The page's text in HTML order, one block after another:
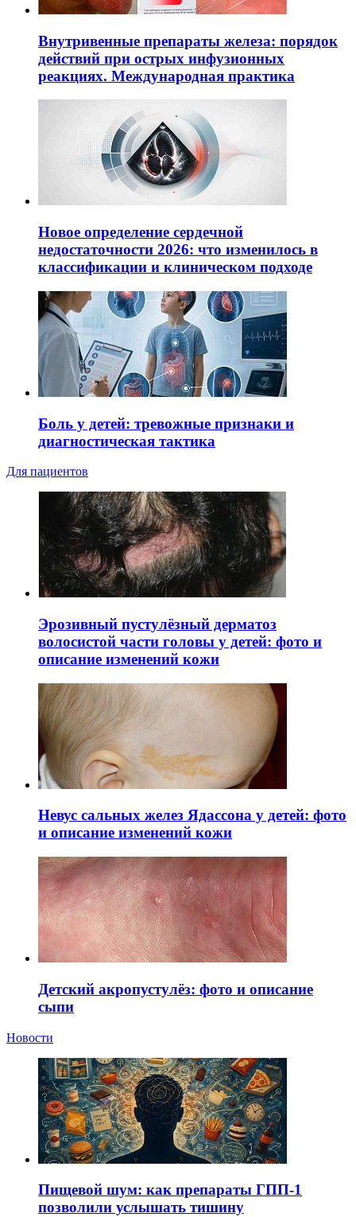
Внутривенные препараты железа: порядок
действий при острых инфузионных
реакциях. Международная практика
Новое определение сердечной
недостаточности 2026: что изменилось в
классификации и клиническом подходе
Боль у детей: тревожные признаки и
диагностическая тактика
Для пациентов
Эрозивный пустулёзный дерматоз
волосистой части головы у детей: фото и
описание изменений кожи
Невус сальных желез Ядассона у детей: фото
и описание изменений кожи
Детский акропустулёз: фото и описание
сыпи
Новости
Пищевой шум: как препараты ГПП-1
позволили услышать тишину